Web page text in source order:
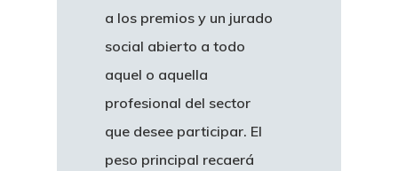
a los premios y un jurado
social abierto a todo
aquel o aquella
profesional del sector
que desee participar. El
peso principal recaerá